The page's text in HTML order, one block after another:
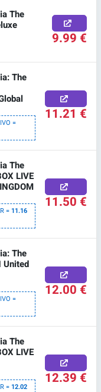
The
9.99 €
The
=
11.21 €
The
LIVE
=11.16
11.50 €
The
United
=
12.00 €
The
LIVE
=12.02
12.39 €